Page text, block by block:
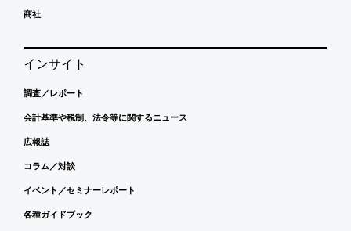
商社
インサイト
調査／レポート
会計基準や税制、法令等に関するニュース
広報誌
コラム／対談
イベント／セミナーレポート
各種ガイドブック